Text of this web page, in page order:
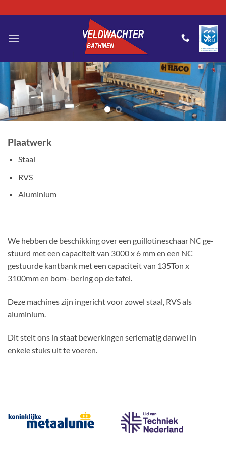
naar
Plaatwerk
Staal
RVS
Aluminium
We hebben de beschikking over een guillotineschaar NC ge-
stuurd met een capaciteit van 3000 x 6 mm en een NC
gestuurde kantbank met een capaciteit van 135Ton x
3100mm en bom- bering op de tafel.
Deze machines zijn ingericht voor zowel staal, RVS als
aluminium.
Dit stelt ons in staat bewerkingen seriematig danwel in
enkele stuks uit te voeren.